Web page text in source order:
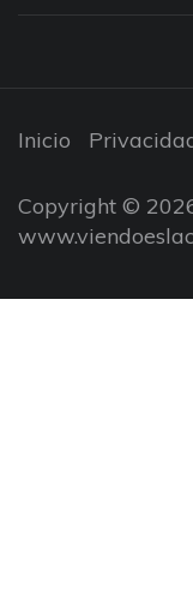
Inicio
Copyright ©